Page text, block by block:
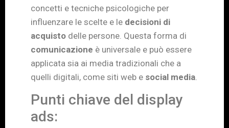
concetti e tecniche psicologiche per
influenzare le scelte e le decisioni di
acquisto delle persone. Questa forma di
comunicazione è universale e può essere
applicata sia ai media tradizionali che a
quelli digitali, come siti web e social media
Punti chiave del display
ads: